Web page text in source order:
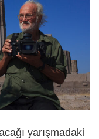
yarışmadaki